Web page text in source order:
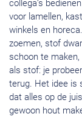
collega’s
voor lamellen,
winkels en
zoemen, stof
schoon te
als stof: je
terug. Het idee is
dat alles op de
gewoon hout